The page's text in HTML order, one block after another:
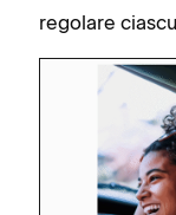
regolare